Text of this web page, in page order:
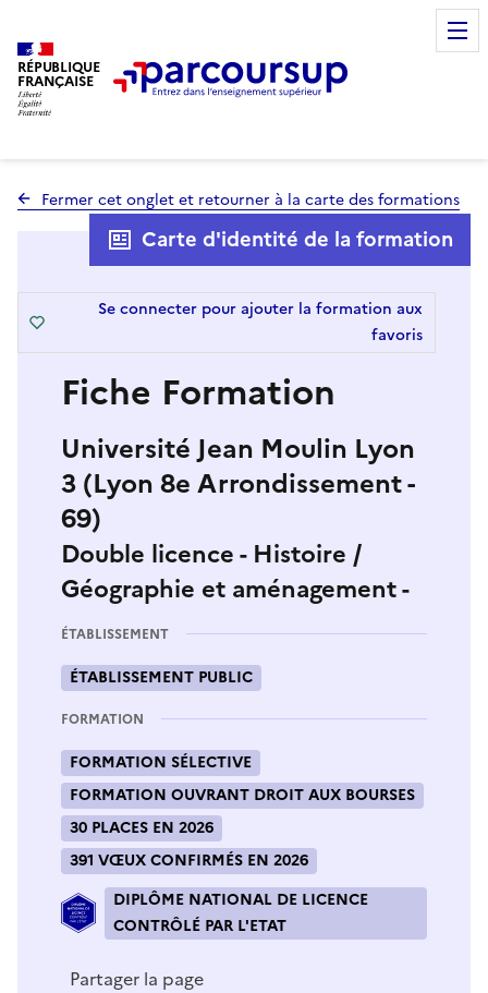
RÉPUBLIQUE
FRANÇAISE
Fermer cet onglet et retourner à la carte des formations
Fiche Formation
Université Jean Moulin Lyon
3 (Lyon 8e Arrondissement -
69)
Double licence - Histoire /
Géographie et aménagement -
Carte d'identité de la formation
Se connecter pour ajouter la formation aux
favoris
ÉTABLISSEMENT
ÉTABLISSEMENT PUBLIC
FORMATION
FORMATION SÉLECTIVE
FORMATION OUVRANT DROIT AUX BOURSES
30 PLACES EN 2026
391 VŒUX CONFIRMÉS EN 2026
DIPLÔME NATIONAL DE LICENCE
CONTRÔLÉ PAR L'ETAT
Partager la page